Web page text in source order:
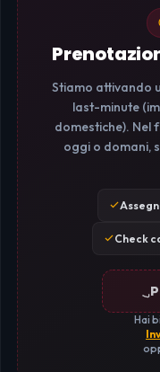
Stiamo attivando
last-minute
domestiche). Nel
oggi o domani,
Check
Hai